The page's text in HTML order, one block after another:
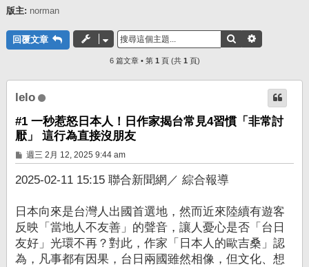
版主: norman
回覆文章 搜尋
6 篇文章 • 第 1 頁 (共 1 頁)
lelo
#1 一秒惹怒日本人！日作家揭台常見4習慣「非常討
厭」 這行為直接沒朋友
文
章
週三 2月 12, 2025 9:44 am
2025-02-11 15:15 聯合新聞網／ 綜合報導
日本向來是台灣人出國首選地，然而近來陸續有遊客
反映「當地人不友善」的聲音，讓人憂心是否「台日
友好」光環不再？對此，作家「日本人的歐吉桑」認
為，凡事都有因果，台日兩國雖然相像，但文化、想